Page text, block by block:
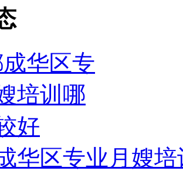
华区专业月嫂